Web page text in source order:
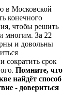
в Московской
конечного
чтобы решить
многим. За 22
и довольны
сократить срок
Помните, что
найдёт способ
- довериться